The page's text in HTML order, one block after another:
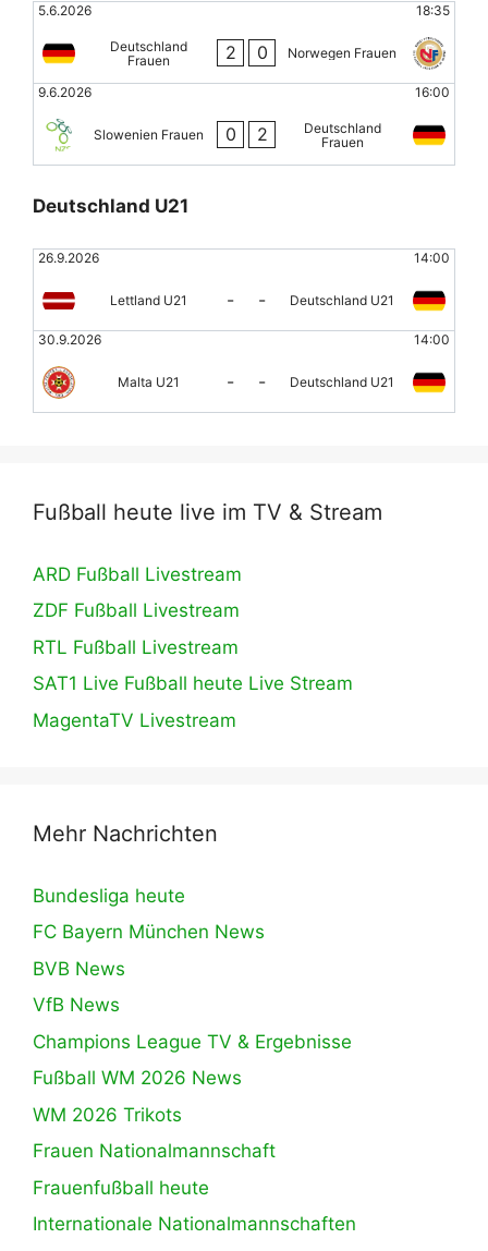
5.6.2026 18:35
Deutschland
Frauen
2 0 Norwegen Frauen
9.6.2026 16:00
Slowenien Frauen 0 2
Deutschland
Frauen
Deutschland U21
26.9.2026 14:00
Lettland U21 - - Deutschland U21
30.9.2026 14:00
Malta U21 - - Deutschland U21
Fußball heute live im TV & Stream
ARD Fußball Livestream
ZDF Fußball Livestream
RTL Fußball Livestream
SAT1 Live Fußball heute Live Stream
MagentaTV Livestream
Mehr Nachrichten
Bundesliga heute
FC Bayern München News
BVB News
VfB News
Champions League TV & Ergebnisse
Fußball WM 2026 News
WM 2026 Trikots
Frauen Nationalmannschaft
Frauenfußball heute
Internationale Nationalmannschaften